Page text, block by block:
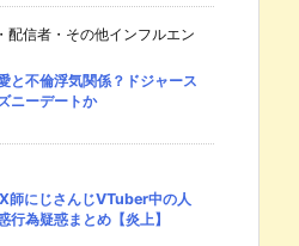
配信者・その他インフルエン
と不倫浮気関係？ドジャース
ニーデートか
師にじさんじVTuber中の人
為疑惑まとめ【炎上】